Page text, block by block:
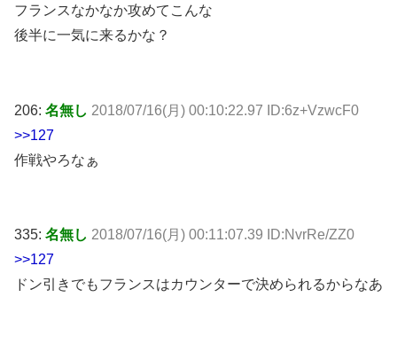
フランスなかなか攻めてこんな
後半に一気に来るかな？
206: 名無し 2018/07/16(月) 00:10:22.97 ID:6z+VzwcF0
>>127
作戦やろなぁ
335: 名無し 2018/07/16(月) 00:11:07.39 ID:NvrRe/ZZ0
>>127
ドン引きでもフランスはカウンターで決められるからなあ